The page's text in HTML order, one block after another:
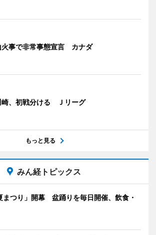
火事で非常事態宣言 カナダ
崎、初戦分ける Ｊリーグ
もっと見る
みん経トピックス
まつり」開幕 盆踊りを毎日開催、飲食・